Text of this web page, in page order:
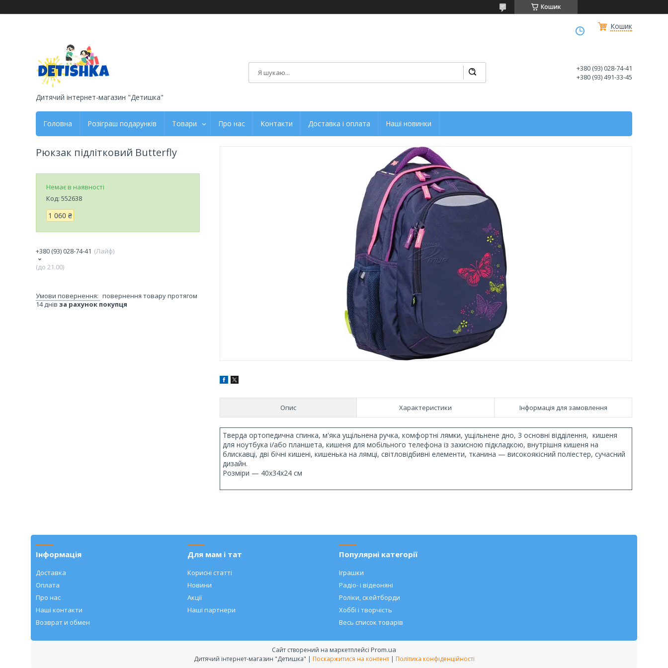
Кошик
Кошик
Дитячий інтернет-магазин "Детишка"
+380 (93) 028-74-41
+380 (93) 491-33-45
Головна Розіграш подарунків Товари Про нас Контакти Доставка і оплата Наші новинки
Опис Характеристики Інформація для замовлення
Тверда ортопедична спинка, м'яка ущільнена ручка, комфортні лямки, ущільнене дно, 3 основні відділення, кишеня
для ноутбука і/або планшета, кишеня для мобільного телефона із захисною підкладкою, внутрішня кишеня на
блискавці, дві бічні кишені, кишенька на лямці, світловідбивні елементи, тканина — високоякісний поліестер, сучасний
дизайн.
Розміри — 40х34х24 см
Рюкзак підлітковий Butterfly
Немає в наявності
Код: 552638
1 060 ₴
+380 (93) 028-74-41
Лайф
(до 21.00)
повернення товару протягом
14 днів за рахунок покупця
Інформація
Доставка
Оплата
Про нас
Наші контакти
Возврат и обмен
Для мам і тат
Корисні статті
Новини
Акції
Наші партнери
Популярні категорії
Іграшки
Радіо- і відеоняні
Роліки, скейтборди
Хоббі і творчість
Весь список товарів
Сайт створений на маркетплейсі Prom.ua
Дитячий інтернет-магазин "Детишка" | Поскаржитися на контент | Політика конфіденційності